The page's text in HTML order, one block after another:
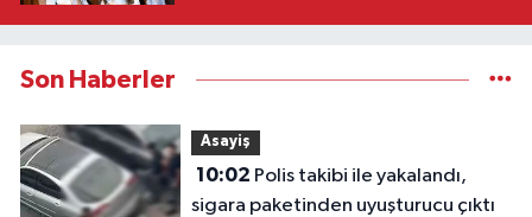
Son Haberler
Asayiş
10:02
sigara paketinden uyuşturucu çıktı